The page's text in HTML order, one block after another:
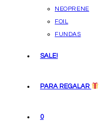
NEOPRENE
FOIL
FUNDAS
SALE!
PARA REGALAR
0